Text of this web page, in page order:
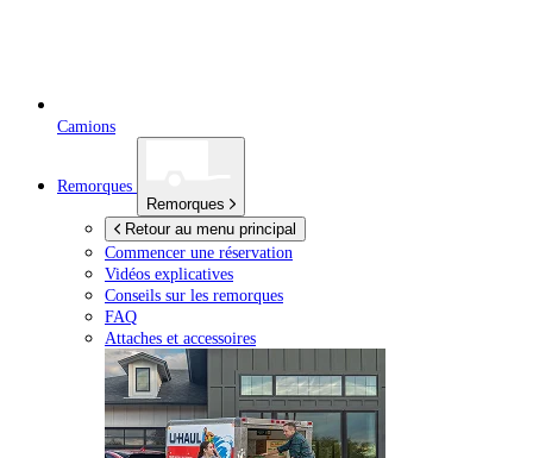
Camions
Remorques
Remorques
Retour au menu principal
Commencer une réservation
Vidéos explicatives
Conseils sur les remorques
FAQ
Attaches et accessoires